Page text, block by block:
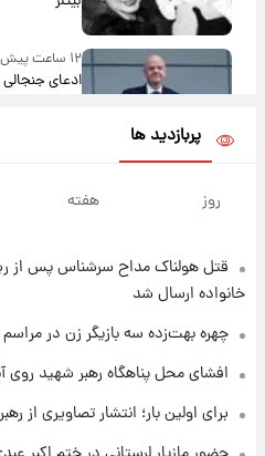
۱۲ ساعت پیش
ادعای جنجالی
آلزایمر و
۱۳ ساعت پیش
۱۳ ساعت پیش
مرداد ۱۴۰۵ +جدول
پربازدید ها
روز هفته
قتل هولناک مداح سرشناس پس از
خانواده ارسال شد
چهره بهت‌زده سه بازیگر زن در
افشای محل پناهگاه‌ رهبر شهید روی
برای اولین بار؛ انتشار تصاویری از